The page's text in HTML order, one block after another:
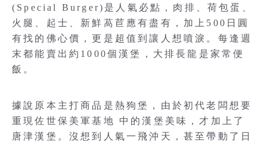
(Special Burger)是人氣必點，肉排、荷包蛋、
火腿、起士、新鮮萵苣應有盡有，加上500日圓
有找的佛心價，更是超值到讓人想噴淚。每逢週
末都能賣出約1000個漢堡，大排長龍是家常便
飯。
據說原本主打商品是熱狗堡，由於初代老闆想要
重現佐世保美軍基地 中的漢堡美味，才加上了
唐津漢堡。沒想到人氣一飛沖天，甚至帶動了日